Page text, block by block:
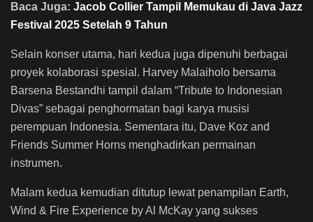
Baca Juga: Jacob Collier Tampil Memukau di Java Jazz
Festival 2025 Setelah 9 Tahun
Selain konser utama, hari kedua juga dipenuhi berbagai
proyek kolaborasi spesial. Harvey Malaiholo bersama
Barsena Bestandhi tampil dalam “Tribute to Indonesian
Divas” sebagai penghormatan bagi karya musisi
perempuan Indonesia. Sementara itu, Dave Koz and
Friends Summer Horns menghadirkan permainan
instrumen.
Malam kedua kemudian ditutup lewat penampilan Earth,
Wind & Fire Experience by Al McKay yang sukses